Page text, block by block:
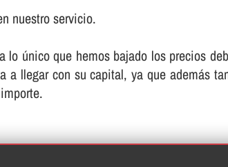
nuestro servicio.
único que hemos bajado los precios
llegar con su capital, ya que además